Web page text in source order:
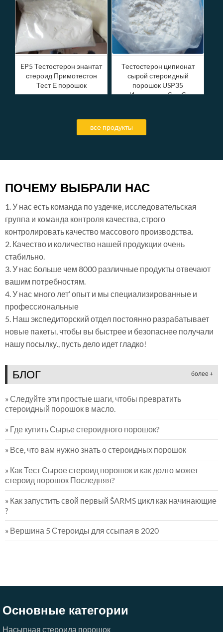
EP5 Тестостерон энантат
стероид Примотестон
Тест Е порошок
Тестостерон ципионат
сырой стероидный
порошок USP35
Испытание Cyp C
все продукты
ПОЧЕМУ ВЫБРАЛИ НАС
1. У нас есть команда по уздечке, исследовательская
группа и команда контроля качества, строго
контролировать качество массового производства.
2. Качество и количество нашей продукции очень
стабильно.
3. У нас больше чем 8000 различные продукты отвечают
вашим потребностям.
4. У нас много лет’ опыт и мы специализированные и
профессиональные
5. Наш экспедиторский отдел постоянно разрабатывает
новые пакеты, чтобы вы быстрее и безопаснее получали
нашу посылку., пусть дело идет гладко!
БЛОГ более +
» Следуйте эти простые шаги, чтобы превратить
стероидный порошок в масло.
» Где купить Сырье стероидного порошок?
» Все, что вам нужно знать о стероидных порошок
» Как Тест Сырое стероид порошок и как долго может
стероид порошок Последняя?
» Как запустить свой первый ŠARMS цикл как начинающие
?
» Вершина 5 Стероиды для ссыпая в 2020
Основные категории
Насыпная стероида порошок